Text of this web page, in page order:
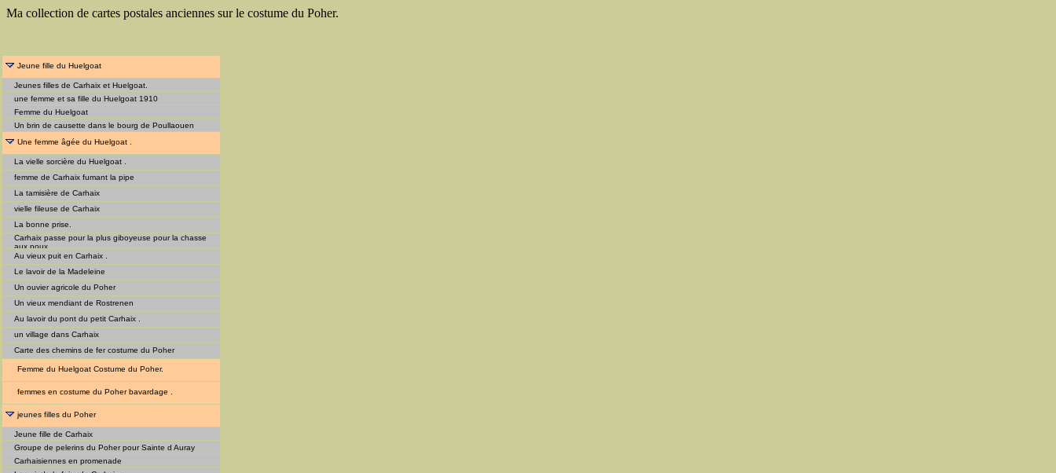
Jeunes filles de Carhaix et Huelgoat.
une femme et sa fille du Huelgoat 1910
Femme du Huelgoat
Un brin de causette dans le bourg de Poullaouen
Jeune fille du Huelgoat
La vielle sorcière du Huelgoat .
femme de Carhaix fumant la pipe
La tamisière de Carhaix
vielle fileuse de Carhaix
La bonne prise.
Carhaix passe pour la plus giboyeuse pour la chasse
aux poux
Au vieux puit en Carhaix .
Le lavoir de la Madeleine
Un ouvier agricole du Poher
Un vieux mendiant de Rostrenen
Au lavoir du pont du petit Carhaix .
un village dans Carhaix
Carte des chemins de fer costume du Poher
Une femme âgée du Huelgoat .
Femme du Huelgoat Costume du Poher.
femmes en costume du Poher bavardage .
Jeune fille de Carhaix
Groupe de pelerins du Poher pour Sainte d Auray
Carhaisiennes en promenade
jeunes filles du Poher
Ma collection de cartes postales anciennes sur le costume du Poher.